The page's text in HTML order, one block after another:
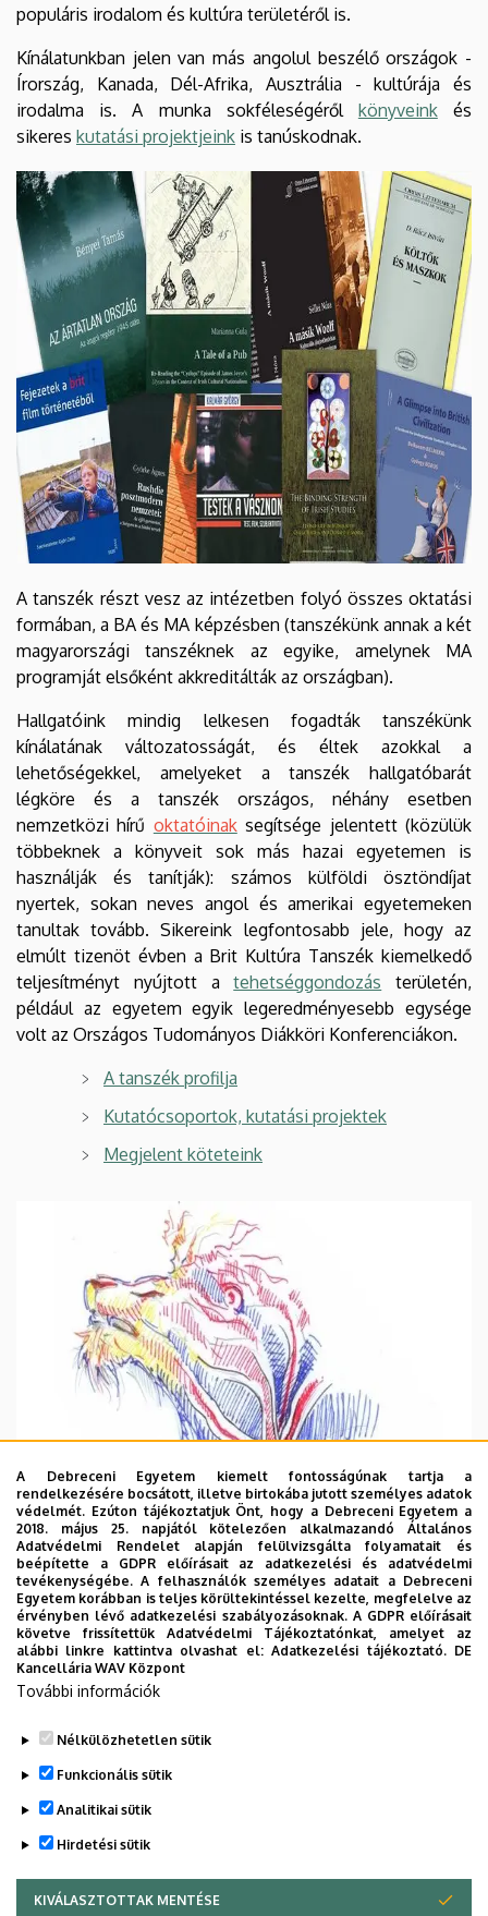
populáris irodalom és kultúra területéről is.
Kínálatunkban jelen van más angolul beszélő országok -
Írország, Kanada, Dél-Afrika, Ausztrália - kultúrája és
irodalma is. A munka sokféleségéről könyveinkés
sikeres kutatási projektjeink is tanúskodnak.
A tanszék részt vesz az intézetben folyó összes oktatási
formában, a BA és MA képzésben (tanszékünk annak a két
magyarországi tanszéknek az egyike, amelynek MA
programját elsőként akkreditálták az országban).
Hallgatóink mindig lelkesen fogadták tanszékünk
kínálatának változatosságát, és éltek azokkal a
lehetőségekkel, amelyeket a tanszék hallgatóbarát
légköre és a tanszék országos, néhány esetben
nemzetközi hírű oktatóinaksegítsége jelentett (közülük
többeknek a könyveit sok más hazai egyetemen is
használják és tanítják): számos külföldi ösztöndíjat
nyertek, sokan neves angol és amerikai egyetemeken
tanultak tovább. Sikereink legfontosabb jele, hogy az
elmúlt tizenöt évben a Brit Kultúra Tanszék kiemelkedő
teljesítményt nyújtott atehetséggondozás
területén,
például az egyetem egyik legeredményesebb egysége
volt az Országos Tudományos Diákköri Konferenciákon.
A tanszék profilja
Kutatócsoportok, kutatási projektek
Megjelent köteteink
("Brit oroszlánjainkat" volt MA- hallgatónk, Fazekas
Hanna rajzolta. Aki a többi oroszlánunkra is kíváncsi,
vadászhat tanszéki oldalainkon.)
Legutóbbi frissítés: 2026. 03. 05. 13:43
A Debreceni Egyetem kiemelt fontosságúnak tartja a
rendelkezésére bocsátott, illetve birtokába jutott személyes adatok
védelmét. Ezúton tájékoztatjuk Önt, hogy a Debreceni Egyetem a
2018. május 25. napjától kötelezően alkalmazandó Általános
Adatvédelmi Rendelet alapján felülvizsgálta folyamatait és
beépítette a GDPR előírásait az adatkezelési és adatvédelmi
tevékenységébe. A felhasználók személyes adatait a Debreceni
Egyetem korábban is teljes körültekintéssel kezelte, megfelelve az
érvényben lévő adatkezelési szabályozásoknak. A GDPR előírásait
követve frissítettük Adatvédelmi Tájékoztatónkat, amelyet az
alábbi linkre kattintva olvashat el:Adatkezelési tájékoztató. DE
Kancellária WAV Központ
További információk
Nélkülözhetetlen sütik
Funkcionális sütik
Analitikai sütik
Hirdetési sütik
KIVÁLASZTOTTAK MENTÉSE
WITHDRAW CONSENT